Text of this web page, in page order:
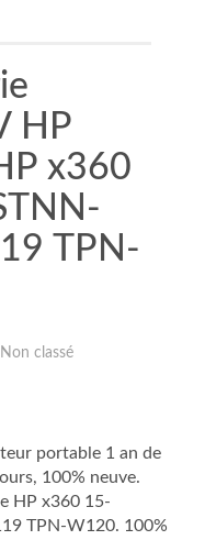
HP
x360
TPN-
Non classé
portable 1 an de
100% neuve.
HP x360 15-
TPN-W120. 100%